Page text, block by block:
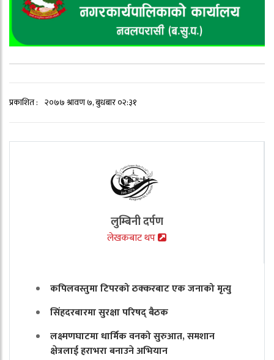
प्रकाशित : २०७७ श्रावण ७, बुधबार ०२:३१
लुम्बिनी दर्पण
लेखकबाट थप
कपिलवस्तुमा टिपरको ठक्करबाट एक जनाको मृत्यु
सिंहदरबारमा सुरक्षा परिषद् बैठक
लक्ष्मणघाटमा धार्मिक वनको सुरुआत, समशान
क्षेत्रलाई हराभरा बनाउने अभियान